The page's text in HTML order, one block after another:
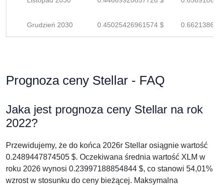
Grudzień 2030 0.45025426961574 $
Prognoza ceny Stellar - FAQ
Jaka jest prognoza ceny Stellar na rok
2022?
Przewidujemy, że do końca 2026r Stellar osiągnie wartość
0.2489447874505 $. Oczekiwana średnia wartość XLM w
roku 2026 wynosi 0.23997188854844 $, co stanowi 54,01%
wzrost w stosunku do ceny bieżącej. Maksymalna